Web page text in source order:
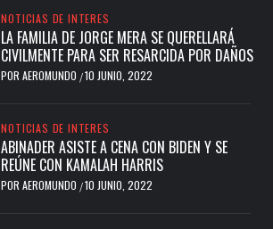
NOTICIAS DE INTERES
LA FAMILIA DE JORGE MERA SE QUERELLARÁ
CIVILMENTE PARA SER RESARCIDA POR DAÑOS
POR AEROMUNDO /10 JUNIO, 2022
NOTICIAS DE INTERES
ABINADER ASISTE A CENA CON BIDEN Y SE
REÚNE CON KAMALAH HARRIS
POR AEROMUNDO /10 JUNIO, 2022